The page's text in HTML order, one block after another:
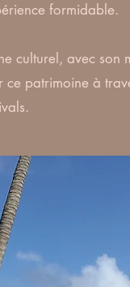
formidable.
culturel, avec son
patrimoine à